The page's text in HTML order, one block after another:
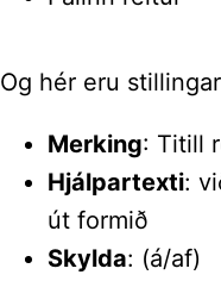
Og hér eru
Merking: Titill
Hjálpartexti:
út formið
Skylda: (á/af)